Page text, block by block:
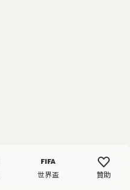
世界盃 贊助